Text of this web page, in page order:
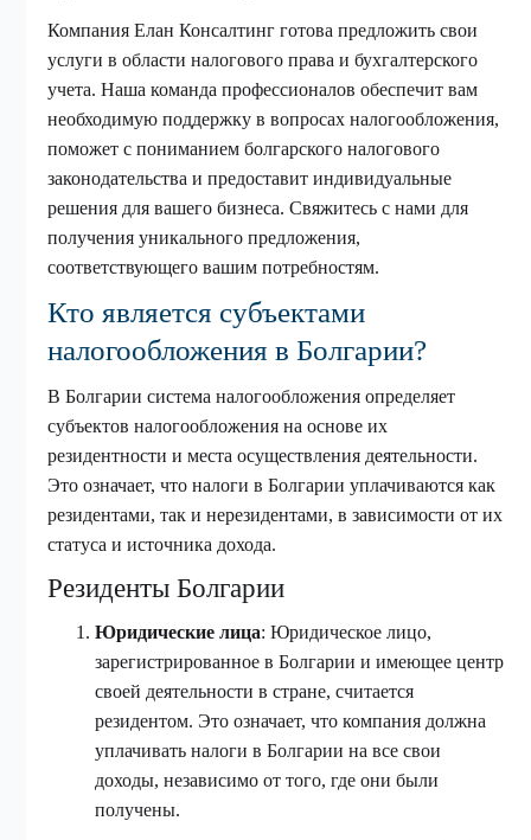
Компания Елан Консалтинг готова предложить свои
услуги в области налогового права и бухгалтерского
учета. Наша команда профессионалов обеспечит вам
необходимую поддержку в вопросах налогообложения,
поможет с пониманием болгарского налогового
законодательства и предоставит индивидуальные
решения для вашего бизнеса. Свяжитесь с нами для
получения уникального предложения,
соответствующего вашим потребностям.
Кто является субъектами
налогообложения в Болгарии?
В Болгарии система налогообложения определяет
субъектов налогообложения на основе их
резидентности и места осуществления деятельности.
Это означает, что налоги в Болгарии уплачиваются как
резидентами, так и нерезидентами, в зависимости от их
статуса и источника дохода.
Резиденты Болгарии
Юридические лица: Юридическое лицо,
зарегистрированное в Болгарии и имеющее центр
своей деятельности в стране, считается
резидентом. Это означает, что компания должна
уплачивать налоги в Болгарии на все свои
доходы, независимо от того, где они были
получены.